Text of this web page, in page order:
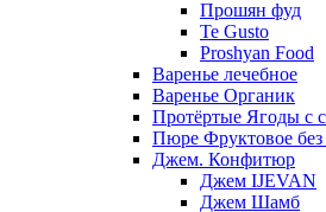
Прошян фуд
Te Gusto
Proshyan Food
Варенье лечебное
Варенье Органик
Протёртые Ягоды с
Пюре Фруктовое без
Джем. Конфитюр
Джем IJEVAN
Джем Шамб